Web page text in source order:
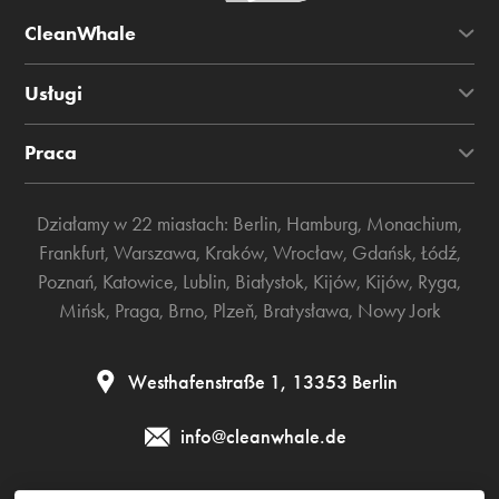
CleanWhale
Usługi
Praca
Działamy w 22 miastach: Berlin, Hamburg, Monachium,
Frankfurt, Warszawa, Kraków, Wrocław, Gdańsk, Łódź,
Poznań, Katowice, Lublin, Białystok, Kijów, Kijów, Ryga,
Mińsk, Praga, Brno, Plzeň, Bratysława, Nowy Jork
Westhafenstraße 1, 13353 Berlin
info@cleanwhale.de